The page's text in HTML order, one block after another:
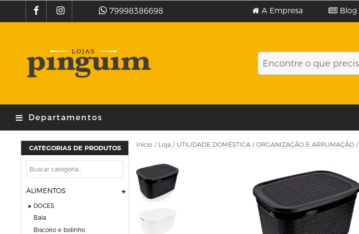
79998386698 A Empresa Blog
Departamentos
Início / Loja / UTILIDADE DOMÉSTICA / ORGANIZAÇÃO E ARRUMAÇÃO /
CATEGORIAS DE PRODUTOS
ALIMENTOS
DOCES
bala
biscoito e bolinho